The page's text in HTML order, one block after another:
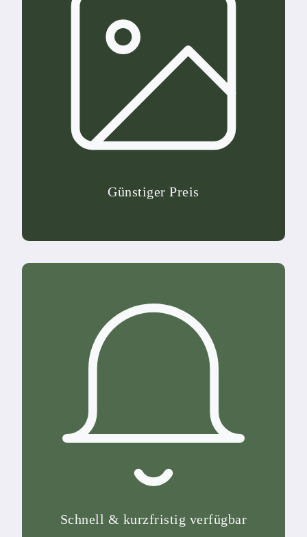
Günstiger Preis
Schnell & kurzfristig verfügbar